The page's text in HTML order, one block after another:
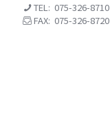
TEL: 075-326-8710
FAX: 075-326-8720